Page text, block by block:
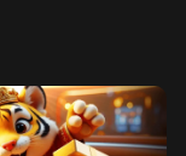
ক্র্যাশ গেম VIP